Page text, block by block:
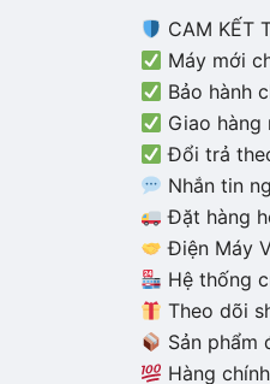
CAM KẾT
Máy mới
Bảo hành
Giao hàng
Đổi trả
Nhắn tin
Đặt hàng
Điện Máy
Hệ thống
Theo dõi
Sản phẩm
Hàng